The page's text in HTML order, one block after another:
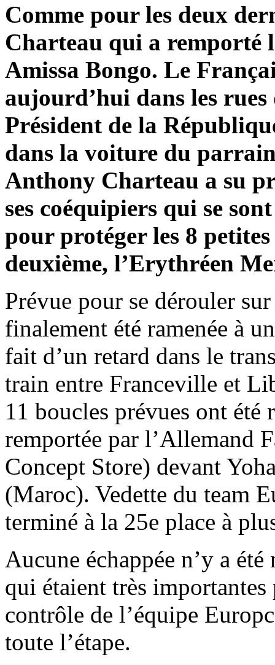
Comme pour les deux
Charteau qui a remporté
Amissa Bongo. Le
aujourd’hui dans les
Président de la
dans la voiture du
Anthony Charteau a su
ses coéquipiers qui se
pour protéger les 8
deuxième, l’Erythréen
Prévue pour se dérouler
finalement été ramenée à
fait d’un retard dans le
train entre Franceville et
11 boucles prévues ont été
remportée par l’Allemand
Concept Store) devant
(Maroc). Vedette du team
terminé à la 25e place à
Aucune échappée n’y a
qui étaient très
contrôle de l’équipe
toute l’étape.